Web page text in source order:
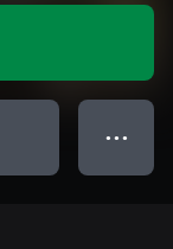
● ● ●